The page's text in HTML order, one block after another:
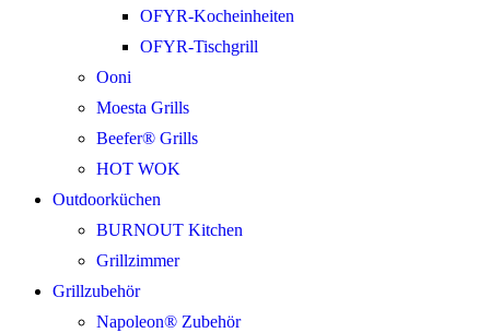
OFYR-Kocheinheiten
OFYR-Tischgrill
Ooni
Moesta Grills
Beefer® Grills
HOT WOK
Outdoorküchen
BURNOUT Kitchen
Grillzimmer
Grillzubehör
Napoleon® Zubehör